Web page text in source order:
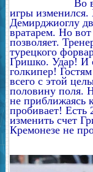
Во второй
игры изменился.
Демирджиоглу
вратарем. Но
позволяет.
турецкого
Гришко. Удар! И
голкипер!
всего с этой
половину поля.
не приближаясь
пробивает! Есть
изменить счет
Кремонезе не